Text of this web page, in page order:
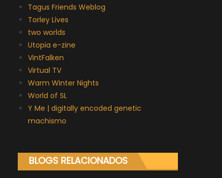
Tagus Friends Weblog
Torley Lives
two worlds
Utopia e-zine
VintFalken
Virtual TV
Warm Winter Nights
World of SL
Y Me | digitally encoded genetic
machismo
BLOGS RELACIONADOS